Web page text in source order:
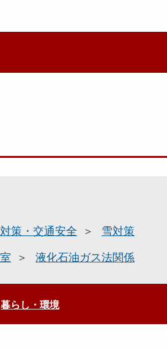
策・交通安全 雪対策
液化石油ガス法関係
暮らし・環境